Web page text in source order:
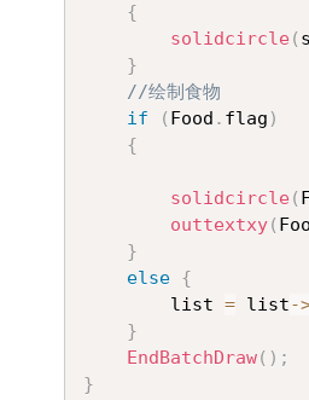
{
solidcircle(
}
//绘制食物
if
( Food . flag )
{
solidcircle(
outtextxy(
}
else {
		list
= list-
}
EndBatchDraw( ) ;
}